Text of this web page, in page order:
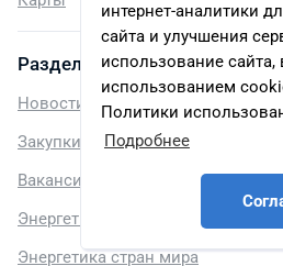
интернет-аналитики
сайта и улучшения
использование
использованием
Политики
Подробнее
Разделы
Новости
Закупки
Вакансии
Энергетика регионов России
Энергетика стран мира